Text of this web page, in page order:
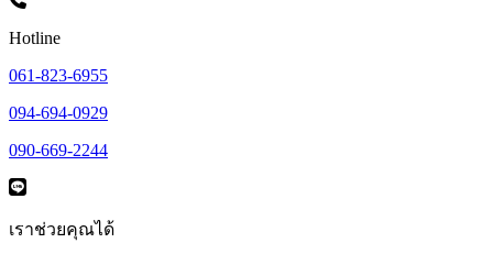
Hotline
061-823-6955
094-694-0929
090-669-2244
เราช่วยคุณได้